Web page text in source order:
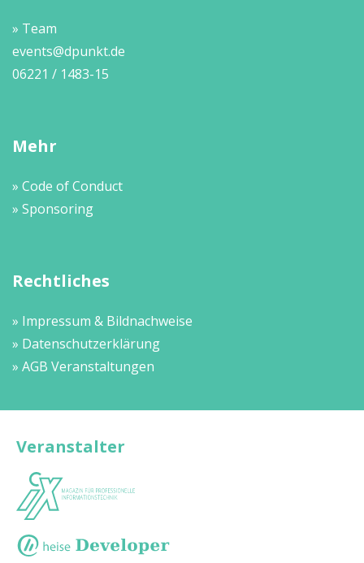
» Team
events@dpunkt.de
06221 / 1483-15
Mehr
» Code of Conduct
» Sponsoring
Rechtliches
» Impressum & Bildnachweise
» Datenschutzerklärung
» AGB Veranstaltungen
Veranstalter